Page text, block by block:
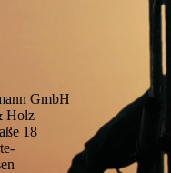
GmbH
Holz
18